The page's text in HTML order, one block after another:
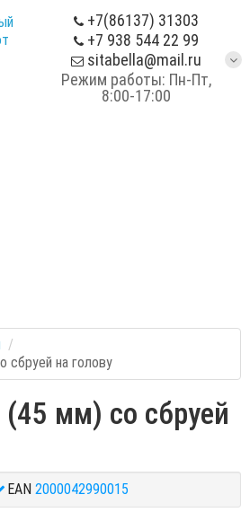
+7(86137) 31303
+7 938 544 22 99
sitabella@mail.ru
Режим работы: Пн-Пт,
8:00-17:00
сбруей на голову
мм) со сбруей
EAN 2000042990015